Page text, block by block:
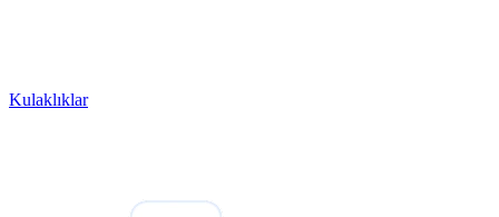
Kulaklıklar